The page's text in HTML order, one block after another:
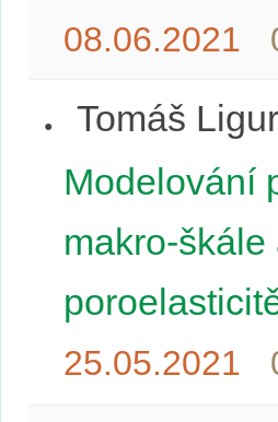
08.06.2021
Tomáš
Modelování
makro-
25.05.2021